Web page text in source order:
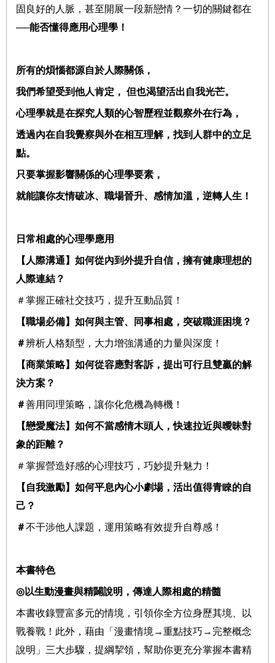
固良好的人脈，甚至開展一段新戀情？一切的關鍵都在
──能否懂得應用心理學！
所有的煩惱都源自於人際關係，
我們希望受到他人肯定， 但也渴望活出自我光芒。
心理學就是在探究人類的心智歷程並觀察外在行為，
透過內在自我覺察與外在相互理解，找到人群中的立足
點。
只要掌握影響關係的心理學要素，
就能讓你友情破冰、職場晉升、感情加溫，逆轉人生！
日常相處的心理學應用
【人際溝通】如何從內到外提升自信，擁有健康理想的
人際連結？
＃掌握正確社交技巧，提升互動品質！
【職場必備】如何與主管、同事相處，突破職涯困境？
＃辨析人格類型，大力增強溝通的力量與深度！
【商業策略】如何從容應對客訴，提出可行且雙贏的解
決方案？
＃善用同理策略，讓你化危機為轉機！
【戀愛魔法】如何不當感情木頭人，快速拉近與曖昧對
象的距離？
＃掌握營造好感的心理技巧，巧妙提升魅力！
【自我激勵】如何平息內心小劇場，活出值得青睞的自
己？
＃不干涉他人課題，運用策略有效提升自尊感！
本書特色
◎以生動漫畫與精闢說明，傳達人際相處的精髓
本書收錄豐富多元的情境，引領你全方位身歷其境、以
戰養戰！此外， 藉由「漫畫情境 →重點技巧 → 完整概念
說明」三大步驟，提綱挈領，幫助你更充分掌握本書精